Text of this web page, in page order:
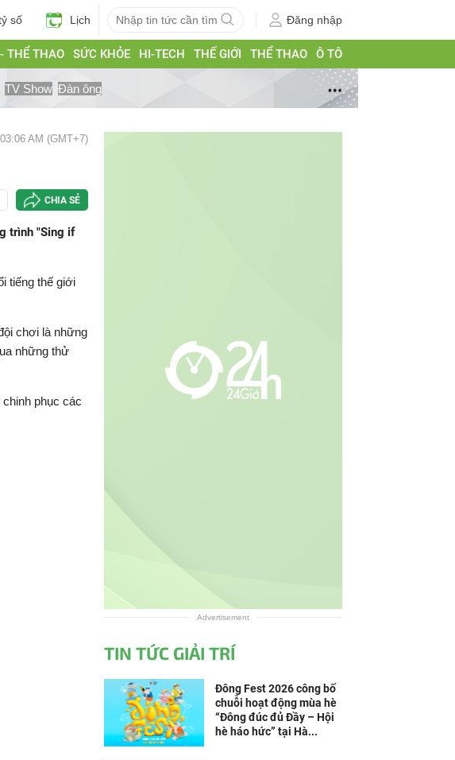
số Lịch Đăng nhập
THỂ THAO SỨC KHỎE HI-TECH THẾ GIỚI THỂ THAO Ô TÔ
TV Show Đàn ông
AM (GMT+7)
CHIA SẺ
trình "Sing if
tiếng thế giới
chơi là những
những thử
phục các
Advertisement
TIN TỨC GIẢI TRÍ
Đông Fest 2026 công bố
chuỗi hoạt động mùa hè
“Đông đúc đủ Đầy – Hội
hè háo hức” tại Hà...